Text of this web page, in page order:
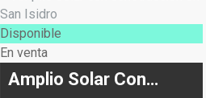
Disponible
En venta
Amplio Solar Con